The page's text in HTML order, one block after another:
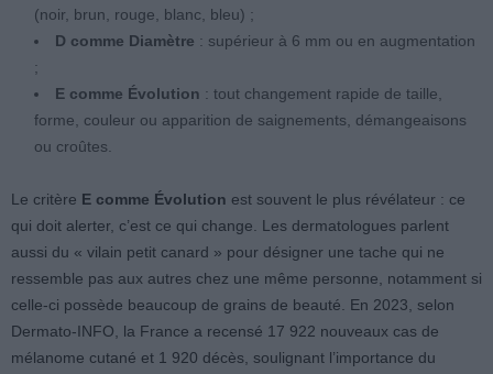
(noir, brun, rouge, blanc, bleu) ;
D comme Diamètre : supérieur à 6 mm ou en augmentation
;
E comme Évolution : tout changement rapide de taille,
forme, couleur ou apparition de saignements, démangeaisons
ou croûtes.
Le critère E comme Évolution est souvent le plus révélateur : ce
qui doit alerter, c’est ce qui change. Les dermatologues parlent
aussi du « vilain petit canard » pour désigner une tache qui ne
ressemble pas aux autres chez une même personne, notamment si
celle-ci possède beaucoup de grains de beauté. En 2023, selon
Dermato-INFO, la France a recensé 17 922 nouveaux cas de
mélanome cutané et 1 920 décès, soulignant l’importance du